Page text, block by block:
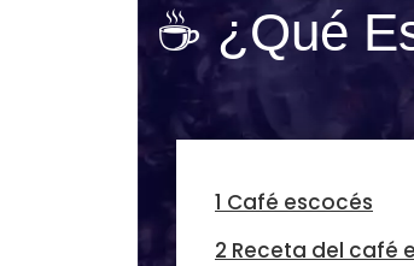
☕ ¿Qué
1 Café escocés
2 Receta del café